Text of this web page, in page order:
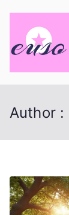
contenu
Author :